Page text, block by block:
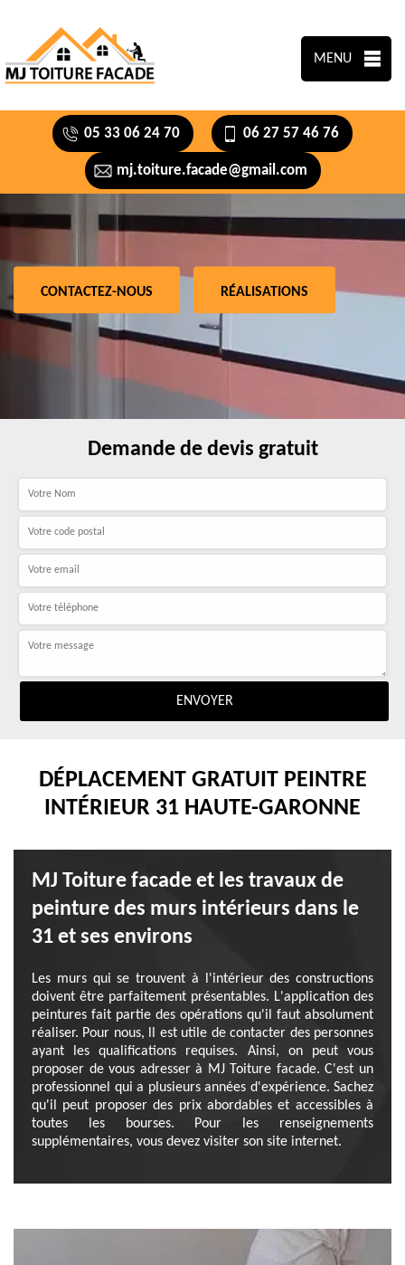
MENU
05 33 06 24 70 06 27 57 46 76
mj.toiture.facade@gmail.com
CONTACTEZ-NOUS RÉALISATIONS
Demande de devis gratuit
DÉPLACEMENT GRATUIT PEINTRE
INTÉRIEUR 31 HAUTE-GARONNE
MJ Toiture facade et les travaux de
peinture des murs intérieurs dans le
31 et ses environs
Les murs qui se trouvent à l'intérieur des constructions
doivent être parfaitement présentables. L'application des
peintures fait partie des opérations qu'il faut absolument
réaliser. Pour nous, ll est utile de contacter des personnes
ayant les qualifications requises. Ainsi, on peut vous
proposer de vous adresser à MJ Toiture facade. C'est un
professionnel qui a plusieurs années d'expérience. Sachez
qu'il peut proposer des prix abordables et accessibles à
toutes les bourses. Pour les renseignements
supplémentaires, vous devez visiter son site internet.